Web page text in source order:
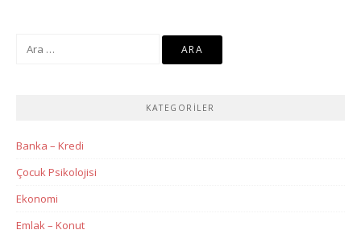
KATEGORILER
Banka – Kredi
Çocuk Psikolojisi
Ekonomi
Emlak – Konut